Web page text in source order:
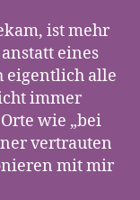
ist mehr
eines
eigentlich alle
immer
wie „bei
vertrauten
mit mir